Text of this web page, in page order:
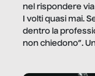
nel rispondere
I volti quasi mai.
dentro la
non chiedono”.